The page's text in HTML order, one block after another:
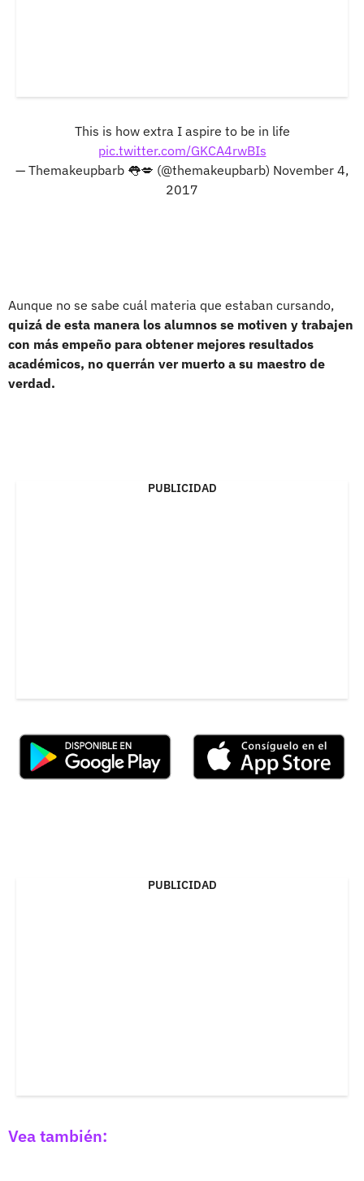
This is how extra I aspire to be in life
pic.twitter.com/GKCA4rwBIs
— Themakeupbarb 👅💋 (@themakeupbarb) November 4,
2017
Aunque no se sabe cuál materia que estaban cursando,
quizá de esta manera los alumnos se motiven y trabajen
con más empeño para obtener mejores resultados
académicos, no querrán ver muerto a su maestro de
verdad.
PUBLICIDAD
PUBLICIDAD
Vea también: